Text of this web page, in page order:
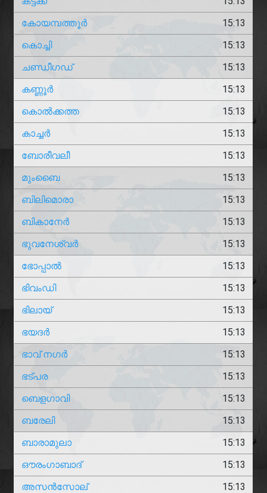
കോയമ്പത്തൂർ
15:13
കൊച്ചി
15:13
ചണ്ഡീഗഡ്
15:13
കണ്ണൂർ
15:13
കൊൽക്കത്ത
15:13
കാച്ചർ
15:13
ബോരീവലീ
15:13
മുംബൈ
15:13
ബിലിമൊരാ
15:13
ബികാനേർ
15:13
ഭുവനേശ്വർ
15:13
ഭോപ്പാൽ
15:13
ഭിവംഡി
15:13
ഭിലായ്
15:13
ഭയദർ
15:13
ഭാവ് നഗർ
15:13
ഭട്പര
15:13
ബെളഗാവി
15:13
ബരേലി
15:13
ബാരാമുലാ
15:13
ഔരംഗാബാദ്
15:13
അസൻസോല്
15:13